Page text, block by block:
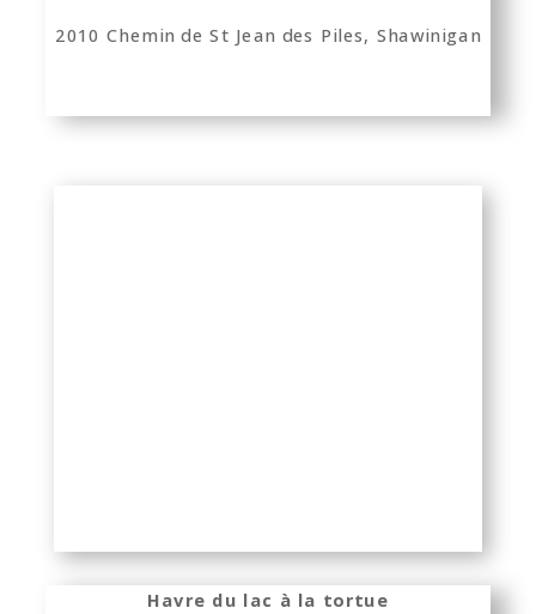
2010 Chemin de St Jean des Piles, Shawinigan
Havre du lac à la tortue